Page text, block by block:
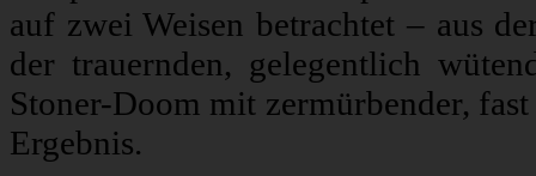
auf zwei Weisen betrachtet – aus
der trauernden, gelegentlich
Stoner-Doom mit zermürbender,
Ergebnis.